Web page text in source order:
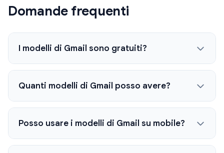
Domande frequenti
I modelli di Gmail sono gratuiti?
Quanti modelli di Gmail posso avere?
Posso usare i modelli di Gmail su mobile?